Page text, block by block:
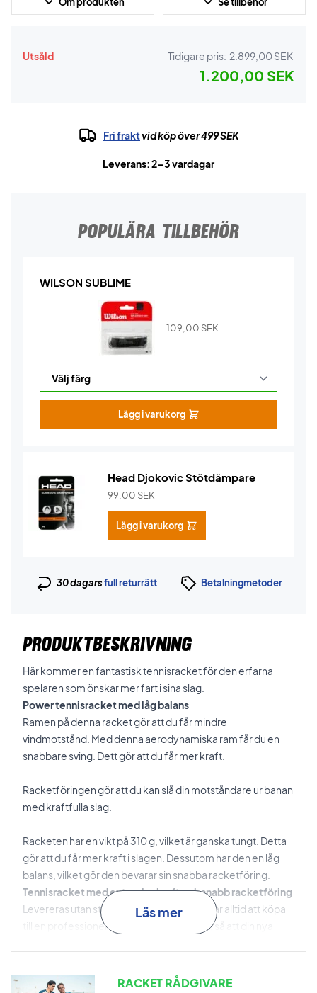
Utsåld Tidigare pris: 2.899,00 SEK
1.200,00 SEK
Fri fraktvid köp över 499 SEK
Leverans: 2-3 vardagar
POPULÄRA TILLBEHÖR
WILSON SUBLIME
109,00 SEK
Lägg i varukorg
Head Djokovic Stötdämpare
99,00 SEK
Lägg i varukorg
30 dagarsfull returrätt Betalningmetoder
PRODUKTBESKRIVNING
Här kommer en fantastisk tennisracket för den erfarna
spelaren som önskar mer fart i sina slag.
Power tennisracket med låg balans
Ramen på denna racket gör att du får mindre
vindmotstånd. Med denna aerodynamiska ram får du en
snabbare sving. Dett gör att du får mer kraft.
Racketföringen gör att du kan slå din motståndare ur banan
med kraftfulla slag.
Racketen har en vikt på 310 g, vilket är ganska tungt. Detta
gör att du får mer kraft i slagen. Dessutom har den en låg
balans, vilket gör den bevarar sin snabba racketföring.
Tennisracket med extra slagkraft och snabb racketföring
Levereras utan strängar. Vi rekommenderar alltid att köpa
till en professionell strängning till 299 SEK, så att din nya
Expertråd:Till denna racket rekommenderar vi en
Läs mer
RACKET RÅDGIVARE